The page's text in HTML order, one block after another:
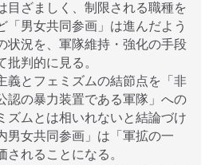
目ざましく、制限される職種を
「男女共同参画」は進んだよう
状況を、軍隊維持・強化の手段
批判的に見る。
とフェミズムの結節点を「非
認の暴力装置である軍隊」への
ズムとは相いれないと結論づけ
男女共同参画」は「軍拡の一
れることになる。